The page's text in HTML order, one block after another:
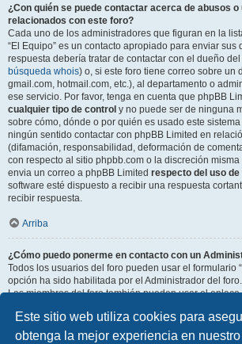
Este sitio web utiliza cookies para
obtenga la mejor experiencia en
¿Con quién se puede contactar acerca de abusos o
relacionados con este foro?
Cada uno de los administradores que figuran en la
“El Equipo” es un contacto apropiado para enviar sus
respuesta debería tratar de contactar con el dueño
búsqueda whois) o, si este foro tiene correo sobre un
gmail.com, hotmail.com, etc.), al departamento o
ese servicio. Por favor, tenga en cuenta que phpBB
cualquier tipo de control y no puede ser de ninguna
sobre cómo, dónde o por quién es usado este
ningún sentido contactar con phpBB Limited en
(difamación, responsabilidad, deformación de
con respecto al sitio phpbb.com o la discreción
envia un correo a phpBB Limited respecto del uso
software esté dispuesto a recibir una respuesta
recibir respuesta.
Arriba
¿Cómo puedo ponerme en contacto con un
Todos los usuarios del foro pueden usar el formulario
opción ha sido habilitada por el Administrador del foro.
Los miembros del foro también pueden usar el enlace
Arriba